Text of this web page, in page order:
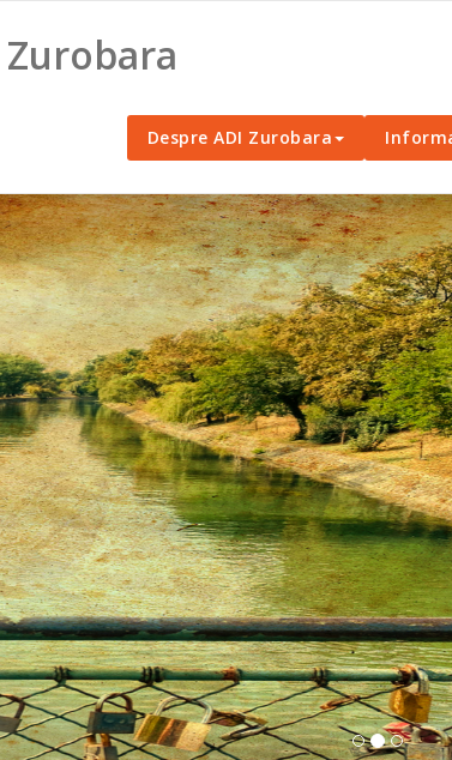
Despre ADI Zurobara
locului.